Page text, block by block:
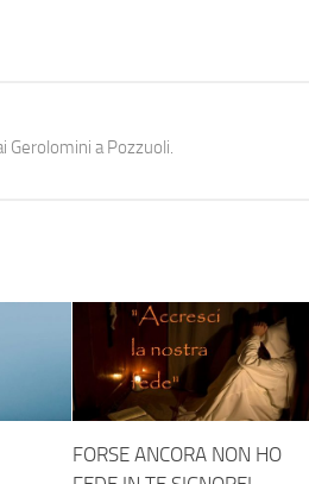
Gerolomini a Pozzuoli.
FORSE ANCORA NON HO